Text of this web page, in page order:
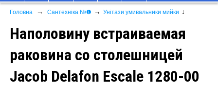
Головна → Сантехніка №❶ → Унітази умивальники мийки ↓
Наполовину встраиваемая
раковина со столешницей
Jacob Delafon Escale 1280-00